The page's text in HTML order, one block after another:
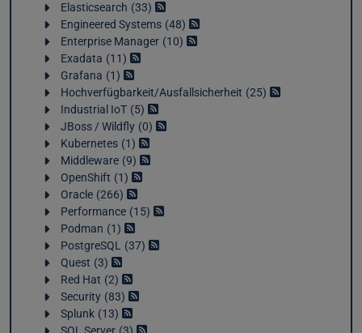
Elasticsearch 33
Engineered Systems 48
Enterprise Manager 10
Exadata 11
Grafana 1
Hochverfügbarkeit/Ausfallsicherheit 25
Industrial IoT 5
JBoss / Wildfly 0
Kubernetes 1
Middleware 9
OpenShift 1
Oracle 266
Performance 15
Podman 1
PostgreSQL 37
Quest 3
Red Hat 2
Security 83
Splunk 13